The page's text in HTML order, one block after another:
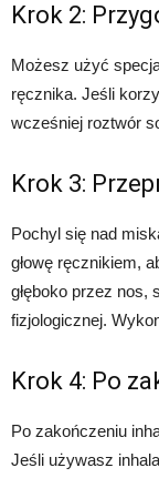
Krok 2:
Możesz użyć
ręcznika. Jeśli
wcześniej roztwór
Krok 3:
Pochyl się nad
głowę ręcznikiem,
głęboko przez nos,
fizjologicznej.
Krok 4: Po
Po zakończeniu
Jeśli używasz